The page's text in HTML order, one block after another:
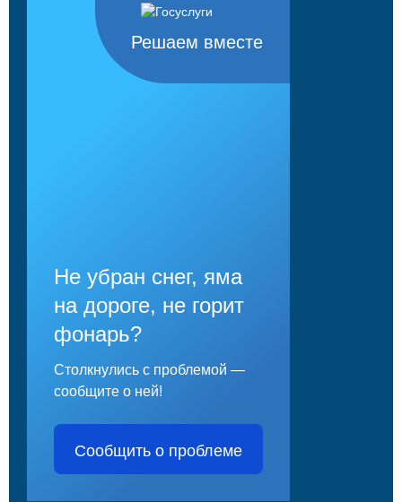
Решаем вместе
Не убран снег, яма
на дороге, не горит
фонарь?
Столкнулись с проблемой —
сообщите о ней!
Сообщить о проблеме